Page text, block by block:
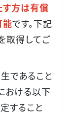
す方は有償
能です。下記
取得してご
であること
おける以下
すること